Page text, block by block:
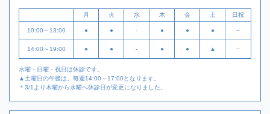
月 火 水 木 金 土 日祝
10:00～13:00 ● ● - ● ● ● −
14:00～19:00 ● ● - ● ● ▲ −
水曜・日曜・祝日は休診です。
▲土曜日の午後は、毎週14:00～17:00となります。
＊3/1より木曜から水曜へ休診日が変更になりました。